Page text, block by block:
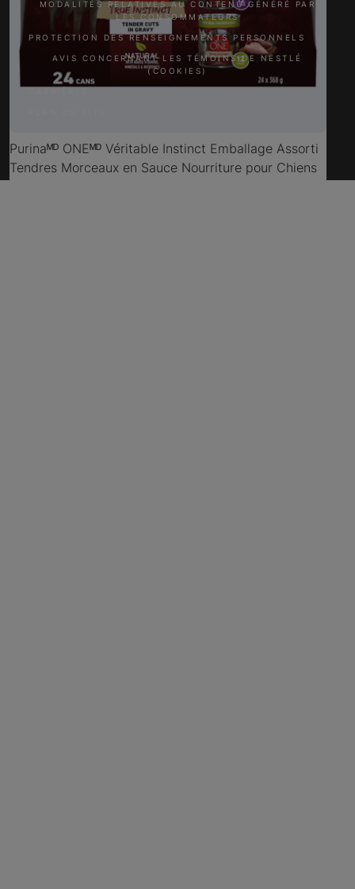
Purinaᴹᴰ ONEᴹᴰ Véritable Instinct Emballage Assorti
Tendres Morceaux en Sauce Nourriture pour Chiens
MODALITÉS RELATIVES AU CONTENU GÉNÉRÉ PAR
LES CONSOMMATEURS
PROTECTION DES RENSEIGNEMENTS PERSONNELS
AVIS CONCERNANT LES TÉMOINS DE NESTLÉ
(COOKIES)